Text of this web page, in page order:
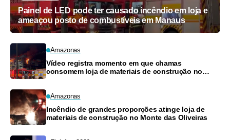
Painel de LED pode ter causado incêndio em loja e
ameaçou posto de combustíveis em Manaus
Amazonas
Vídeo registra momento em que chamas
consomem loja de materiais de construção no
Amazonas
Incêndio de grandes proporções atinge loja de
materiais de construção no Monte das Oliveiras